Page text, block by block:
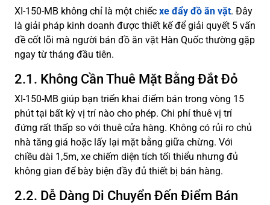
XI-150-MB không chỉ là một chiếc xe đẩy đồ ăn vặt. Đây
là giải pháp kinh doanh được thiết kế để giải quyết 5 vấn
đề cốt lõi mà người bán đồ ăn vặt Hàn Quốc thường gặp
ngay từ tháng đầu tiên.
2.1. Không Cần Thuê Mặt Bằng Đắt Đỏ
XI-150-MB giúp bạn triển khai điểm bán trong vòng 15
phút tại bất kỳ vị trí nào cho phép. Chi phí thuê vị trí
đứng rất thấp so với thuê cửa hàng. Không có rủi ro chủ
nhà tăng giá hoặc lấy lại mặt bằng giữa chừng. Với
chiều dài 1,5m, xe chiếm diện tích tối thiểu nhưng đủ
không gian để bày biện đầy đủ thiết bị bán hàng.
2.2. Dễ Dàng Di Chuyển Đến Điểm Bán